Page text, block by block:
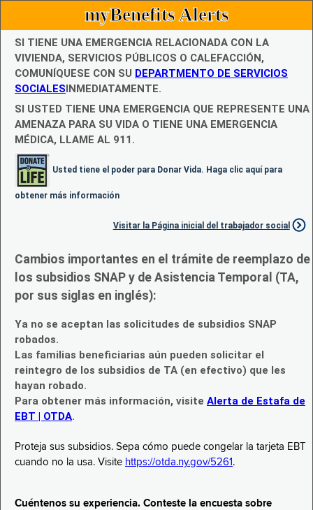
myBenefits Alerts
SI TIENE UNA EMERGENCIA RELACIONADA CON LA
VIVIENDA, SERVICIOS PÚBLICOS O CALEFACCIÓN,
COMUNÍQUESE CON SU DEPARTMENTO DE SERVICIOS
SOCIALESINMEDIATAMENTE.
SI USTED TIENE UNA EMERGENCIA QUE REPRESENTE UNA
AMENAZA PARA SU VIDA O TIENE UNA EMERGENCIA
MÉDICA, LLAME AL 911.
Usted tiene el poder para Donar Vida. Haga clic aquí para
obtener más información
Visitar la Página inicial del trabajador social
Cambios importantes en el trámite de reemplazo de
los subsidios SNAP y de Asistencia Temporal (TA,
por sus siglas en inglés):
Ya no se aceptan las solicitudes de subsidios SNAP
robados.
Las familias beneficiarias aún pueden solicitar el
reintegro de los subsidios de TA (en efectivo) que les
hayan robado.
Para obtener más información, visite Alerta de Estafa de
EBT | OTDA.
Proteja sus subsidios. Sepa cómo puede congelar la tarjeta EBT
cuando no la usa. Visite https://otda.ny.gov/5261 .
Cuéntenos su experiencia. Conteste la encuesta sobre